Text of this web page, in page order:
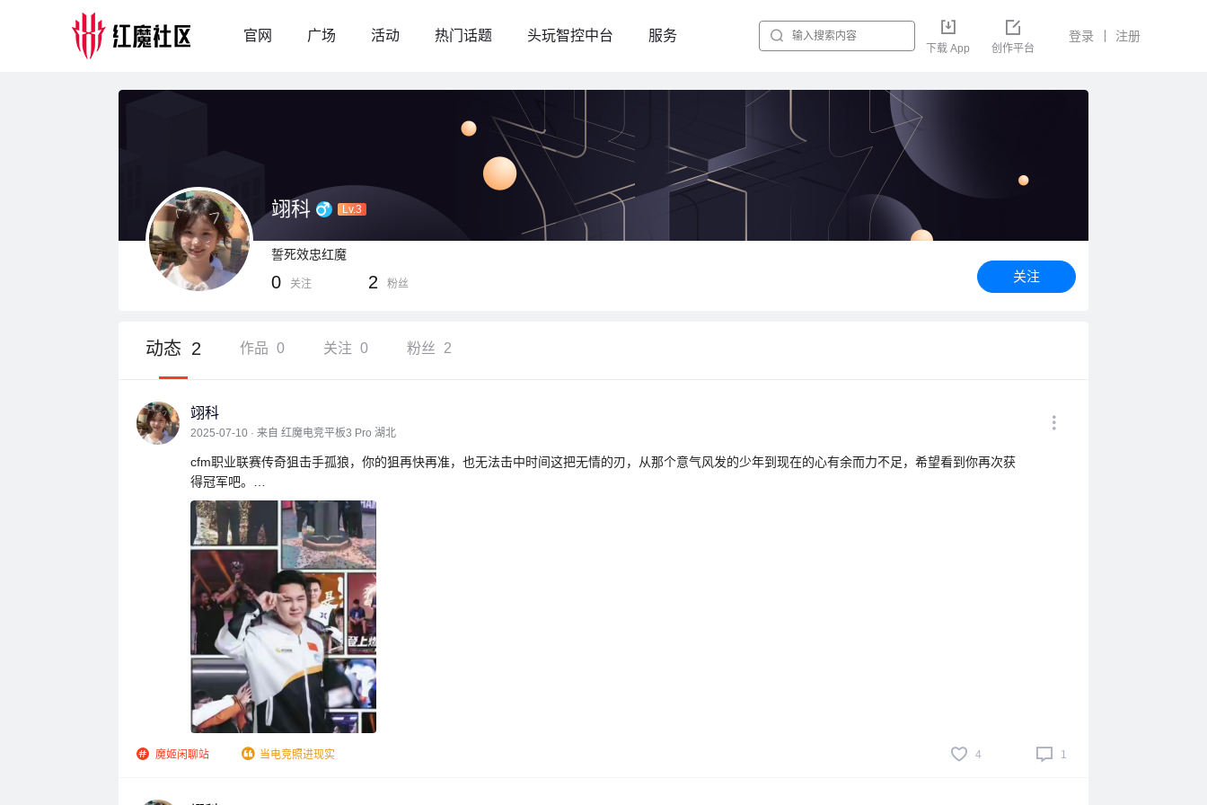
官网 广场 活动 热门话题 头玩智控中台 服务
下载 App 创作平台
登录 注册
翊科 Lv.3
誓死效忠红魔
0 关注 2 粉丝
动态 2 作品 0 关注 0 粉丝 2
翊科
2025-07-10 · 来自 红魔电竞平板3 Pro 湖北
cfm职业联赛传奇狙击手孤狼，你的狙再快再准，也无法击中时间这把无情的刃，从那个意气风发的少年到现在的心有余而力不足，希望看到你再次获
得冠军吧。
#最能打动我的电竞故事#
魔姬闲聊站 当电竞照进现实 4 1